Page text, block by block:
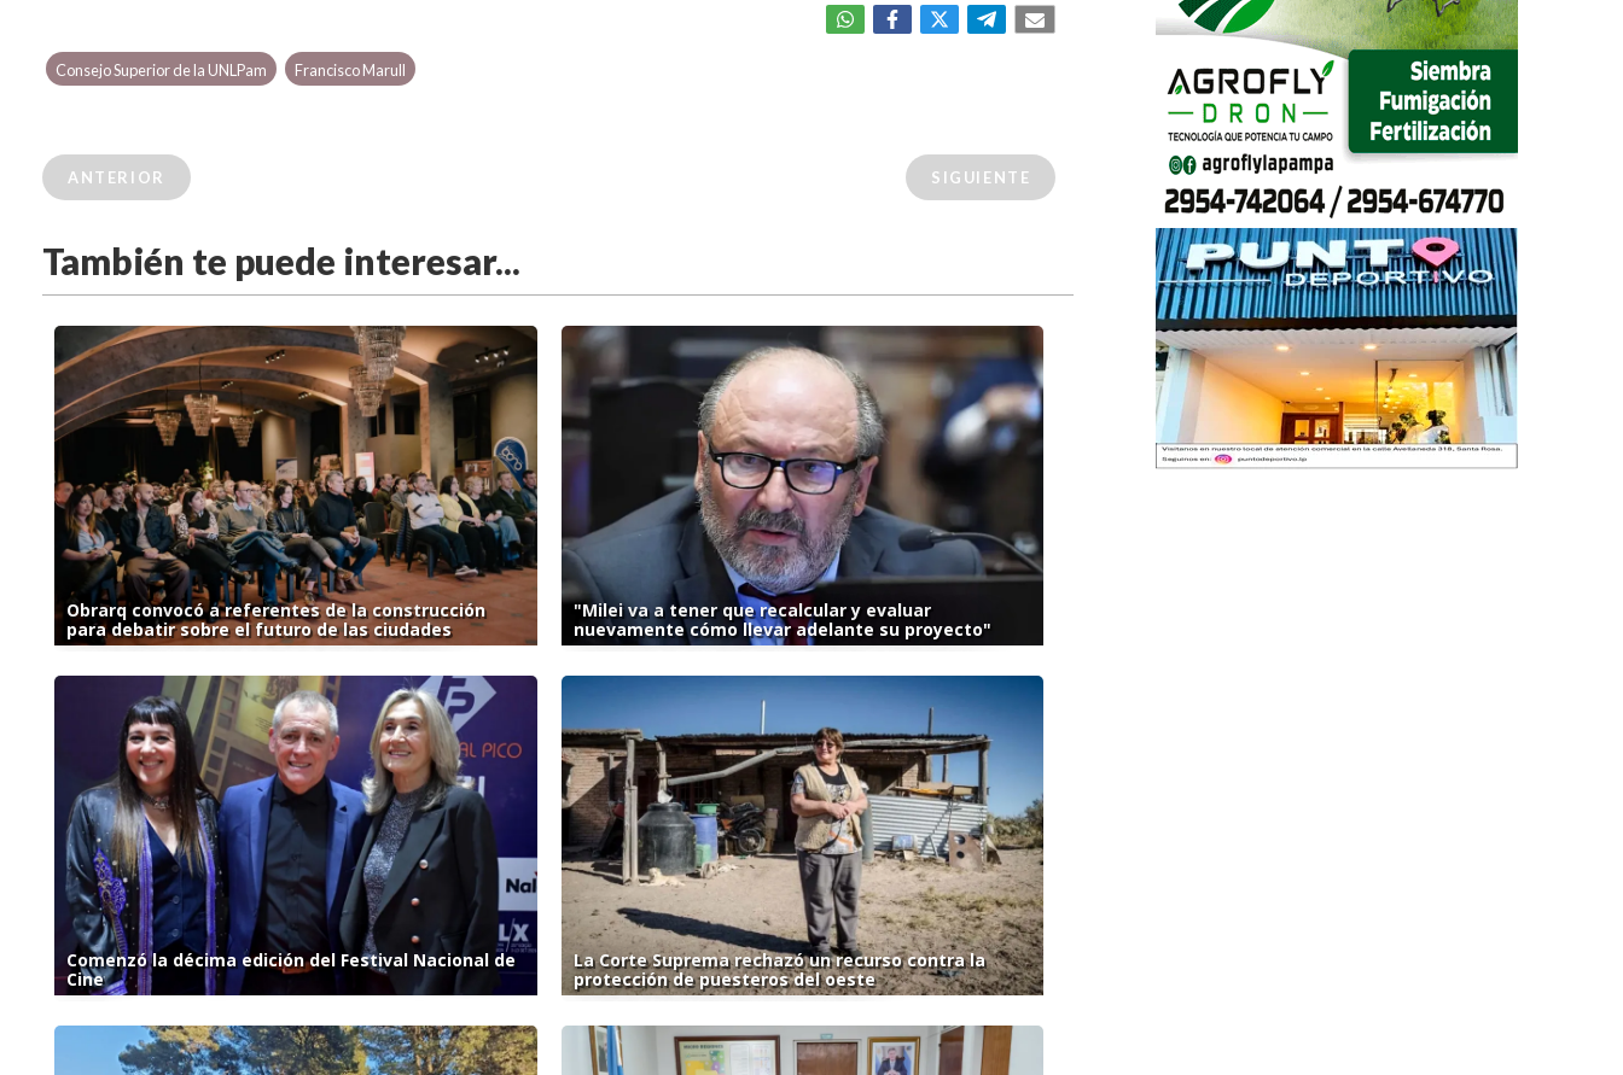
Consejo Superior de la UNLPam Francisco Marull
ANTERIOR SIGUIENTE
También te puede interesar...
Obrarq convocó a referentes de la construcción
para debatir sobre el futuro de las ciudades
"Milei va a tener que recalcular y evaluar
nuevamente cómo llevar adelante su proyecto"
Comenzó la décima edición del Festival Nacional de
Cine
La Corte Suprema rechazó un recurso contra la
protección de puesteros del oeste